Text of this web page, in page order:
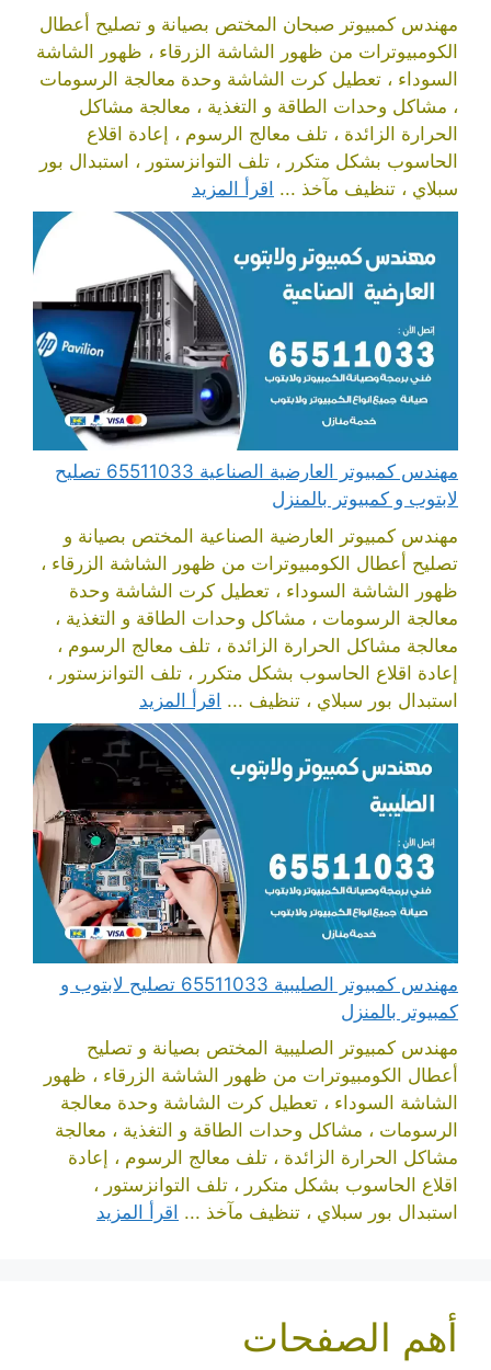
مهندس كمبيوتر صبحان المختص بصيانة و تصليح أعطال
الكومبيوترات من ظهور الشاشة الزرقاء ، ظهور الشاشة
السوداء ، تعطيل كرت الشاشة وحدة معالجة الرسومات
، مشاكل وحدات الطاقة و التغذية ، معالجة مشاكل
الحرارة الزائدة ، تلف معالج الرسوم ، إعادة اقلاع
الحاسوب بشكل متكرر ، تلف التوانزستور ، استبدال بور
سبلاي ، تنظيف مآخذ ... اقرأ المزيد
مهندس كمبيوتر العارضية الصناعية 65511033 تصليح
لابتوب و كمبيوتر بالمنزل
مهندس كمبيوتر العارضية الصناعية المختص بصيانة و
تصليح أعطال الكومبيوترات من ظهور الشاشة الزرقاء ،
ظهور الشاشة السوداء ، تعطيل كرت الشاشة وحدة
معالجة الرسومات ، مشاكل وحدات الطاقة و التغذية ،
معالجة مشاكل الحرارة الزائدة ، تلف معالج الرسوم ،
إعادة اقلاع الحاسوب بشكل متكرر ، تلف التوانزستور ،
استبدال بور سبلاي ، تنظيف ... اقرأ المزيد
مهندس كمبيوتر الصليبية 65511033 تصليح لابتوب و
كمبيوتر بالمنزل
مهندس كمبيوتر الصليبية المختص بصيانة و تصليح
أعطال الكومبيوترات من ظهور الشاشة الزرقاء ، ظهور
الشاشة السوداء ، تعطيل كرت الشاشة وحدة معالجة
الرسومات ، مشاكل وحدات الطاقة و التغذية ، معالجة
مشاكل الحرارة الزائدة ، تلف معالج الرسوم ، إعادة
اقلاع الحاسوب بشكل متكرر ، تلف التوانزستور ،
استبدال بور سبلاي ، تنظيف مآخذ ... اقرأ المزيد
أهم الصفحات